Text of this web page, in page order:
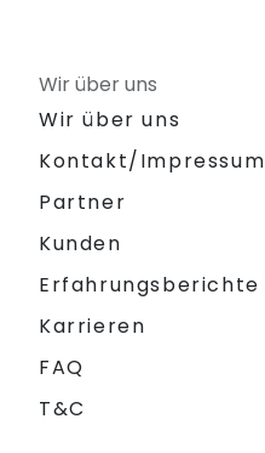
Wir über uns
Wir über uns
Kontakt/Impressum
Partner
Kunden
Erfahrungsberichte
Karrieren
FAQ
T&C